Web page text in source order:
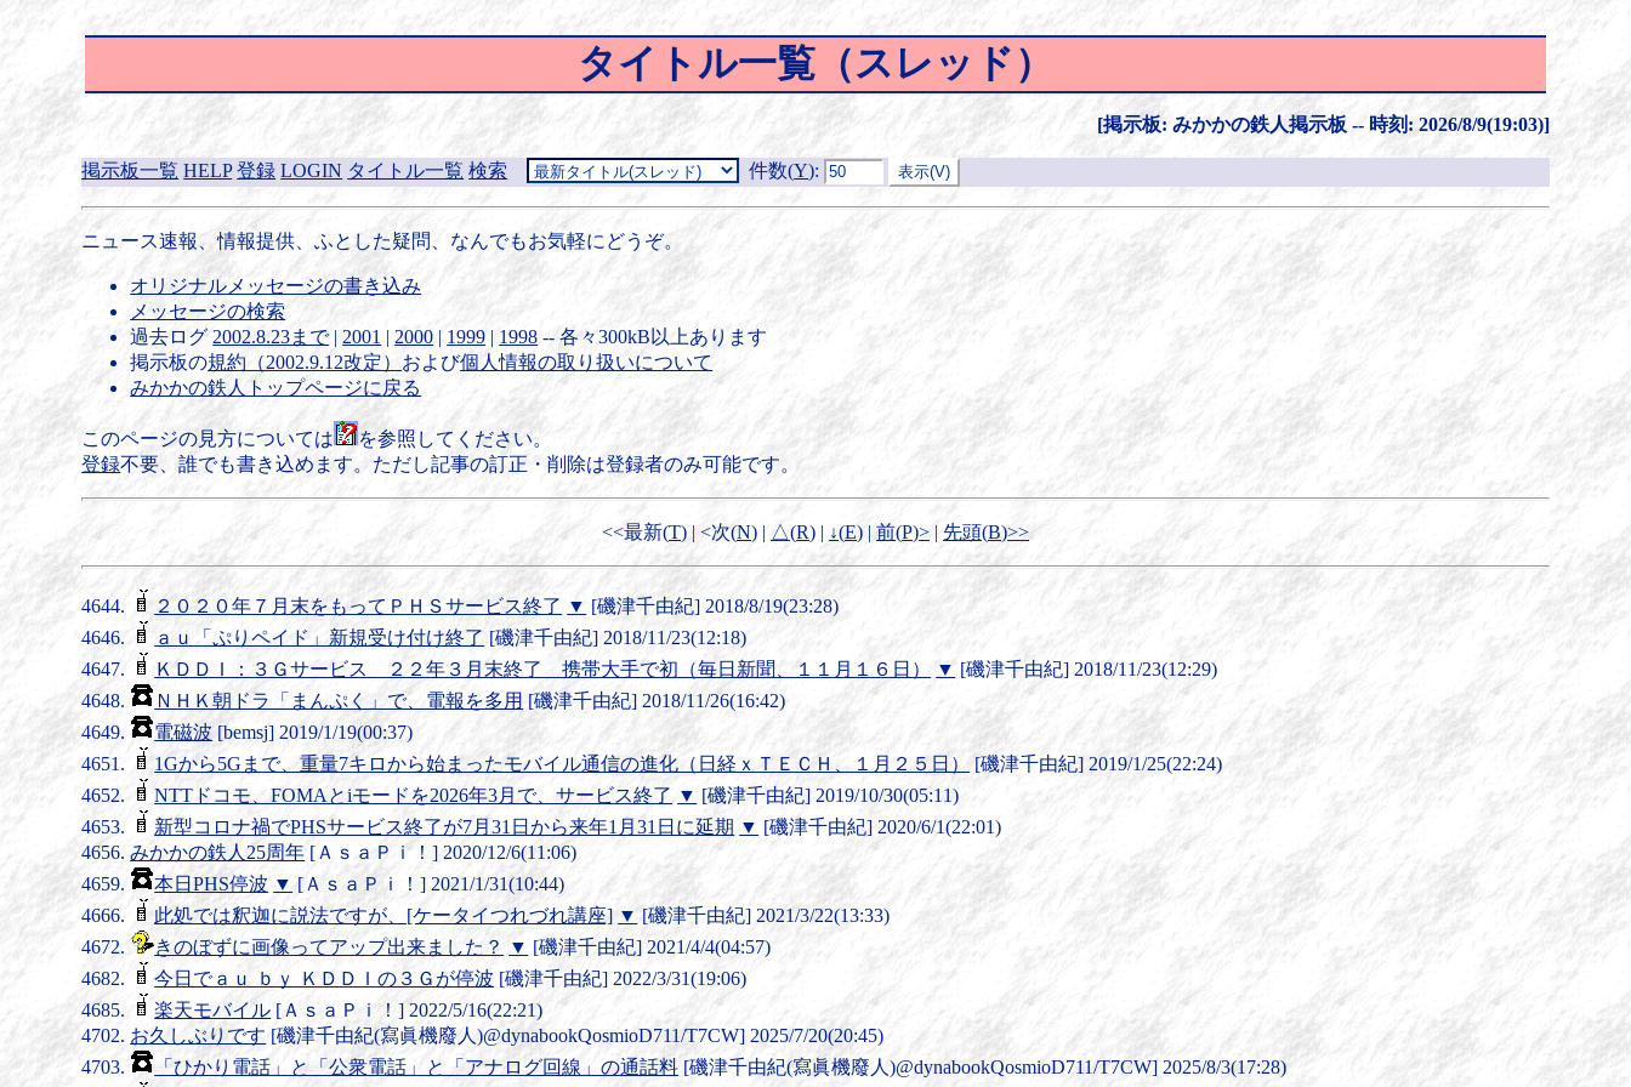
タイトル一覧（スレッド）
[掲示板: みかかの鉄人掲示板 -- 時刻: 2026/8/9(19:03)]
掲示板一覧 HELP 登録 LOGIN タイトル一覧 検索 件数(Y):
ニュース速報、情報提供、ふとした疑問、なんでもお気軽にどうぞ。
オリジナルメッセージの書き込み
メッセージの検索
過去ログ 2002.8.23まで| 2001 |2000 | 1999 | 1998 -- 各々300kB以上あります
掲示板の規約（2002.9.12改定） および個人情報の取り扱いについて
みかかの鉄人トップページに戻る
このページの見方については
を参照してください。
登録不要、誰でも書き込めます。ただし記事の訂正・削除は登録者のみ可能です。
<<最新(T) | <次(N) | △(R) | ↓(E) |前(P)> | 先頭(B)>>
２０２０年７月末をもってＰＨＳサービス終了 ▼ [磯津千由紀] 2018/8/19(23:28)
ａｕ「ぷりペイド」新規受け付け終了 [磯津千由紀] 2018/11/23(12:18)
ＫＤＤＩ：３Ｇサービス ２２年３月末終了 携帯大手で初（毎日新聞、１１月１６日）
▼ [磯津千由紀] 2018/11/23(12:29)
ＮＨＫ朝ドラ「まんぷく」で、電報を多用 [磯津千由紀] 2018/11/26(16:42)
電磁波 [bemsj] 2019/1/19(00:37)
1Gから5Gまで、重量7キロから始まったモバイル通信の進化（日経ｘＴＥＣＨ、１月２５日）
[磯津千由紀] 2019/1/25(22:24)
NTTドコモ、FOMAとiモードを2026年3月で、サービス終了 ▼ [磯津千由紀] 2019/10/30(05:11)
新型コロナ禍でPHSサービス終了が7月31日から来年1月31日に延期 ▼ [磯津千由紀] 2020/6/1(22:01)
みかかの鉄人25周年 [ＡｓａＰｉ！] 2020/12/6(11:06)
本日PHS停波 ▼ [ＡｓａＰｉ！] 2021/1/31(10:44)
此処では釈迦に説法ですが、[ケータイつれづれ講座] ▼[磯津千由紀] 2021/3/22(13:33)
きのぼずに画像ってアップ出来ました？
▼ [磯津千由紀] 2021/4/4(04:57)
今日でａｕ ｂｙ ＫＤＤＩの３Ｇが停波 [磯津千由紀] 2022/3/31(19:06)
楽天モバイル [ＡｓａＰｉ！] 2022/5/16(22:21)
お久しぶりです [磯津千由紀(寫眞機廢人)@dynabookQosmioD711/T7CW] 2025/7/20(20:45)
「ひかり電話」と「公衆電話」と「アナログ回線」の通話料 [磯津千由紀(寫眞機廢人)@dynabookQosmioD711/T7CW] 2025/8/3(17:28)